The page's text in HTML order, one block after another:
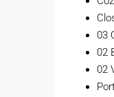
03
02
02